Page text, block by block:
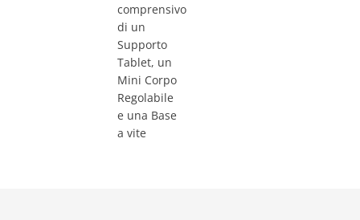
comprensivo
di un
Supporto
Tablet, un
Mini Corpo
Regolabile
e una Base
a vite